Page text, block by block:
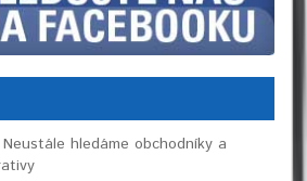
hledáme obchodníky a